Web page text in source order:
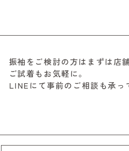
振袖をご検討の方はまずは店
ご試着もお気軽に。
LINEにて事前のご相談も承っ